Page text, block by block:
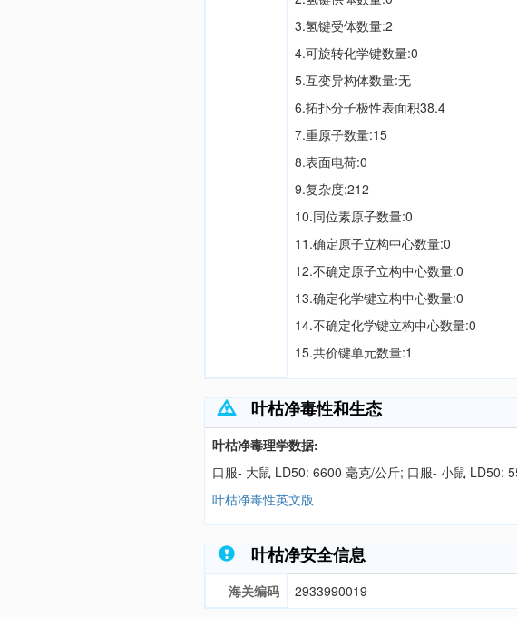
3.氢键受体数量:2
4.可旋转化学键数量:0
5.互变异构体数量:无
6.拓扑分子极性表面积38.4
7.重原子数量:15
8.表面电荷:0
9.复杂度:212
10.同位素原子数量:0
11.确定原子立构中心数量:0
12.不确定原子立构中心数量:0
13.确定化学键立构中心数量:0
14.不确定化学键立构中心数量:0
15.共价键单元数量:1
叶枯净毒性和生态
叶枯净毒理学数据:
口服- 大鼠 LD50: 6600 毫克/公斤; 口服- 小鼠 LD50:
叶枯净毒性英文版
叶枯净安全信息
海关编码 2933990019